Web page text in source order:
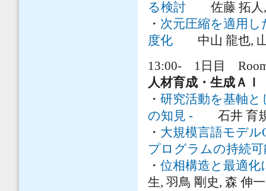
る検討 佐藤 拓人,
・ 次元圧縮を適用
度化 中山 龍也, 山
13:00- 1日目
人材育成・生成Ａ
・ 研究活動を基軸
の知見 - 石井 育規,
・ 大規模言語モデル
プログラムの持続
・ 位相構造と最適
生, 羽鳥 剛史, 森 伸